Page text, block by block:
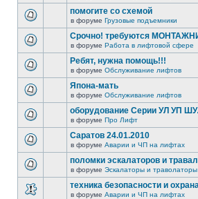
помогите со схемой
в форуме Грузовые подъемники
Срочно! требуются
в форуме Работа в лифтовой сфере
Ребят, нужна помощь!!!
в форуме Обслуживание лифтов
Япона-мать
в форуме Обслуживание лифтов
оборудование Серии УЛ УП
в форуме Про Лифт
Саратов 24.01.2010
в форуме Аварии и ЧП на лифтах
поломки эскалаторов и
в форуме Эскалаторы и траволаторы
техника безопасности и
в форуме Аварии и ЧП на лифтах